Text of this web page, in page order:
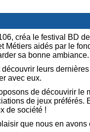
créa le festival BD
aidés par le
sa bonne ambiance.
leurs
avec eux.
de découvirir le
de jeux préférés.
de société !
que nous en avons